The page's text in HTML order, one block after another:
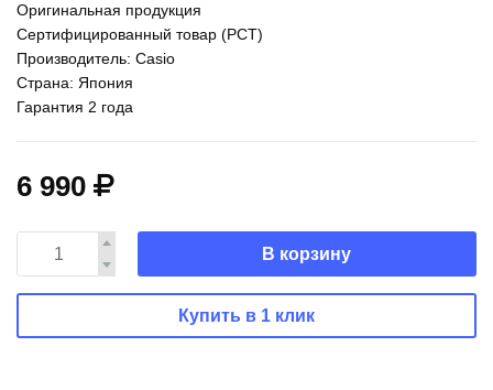
Оригинальная продукция
Сертифицированный товар (РСТ)
Производитель: Casio
Страна: Япония
Гарантия 2 года
6 990
В корзину
Купить в 1 клик